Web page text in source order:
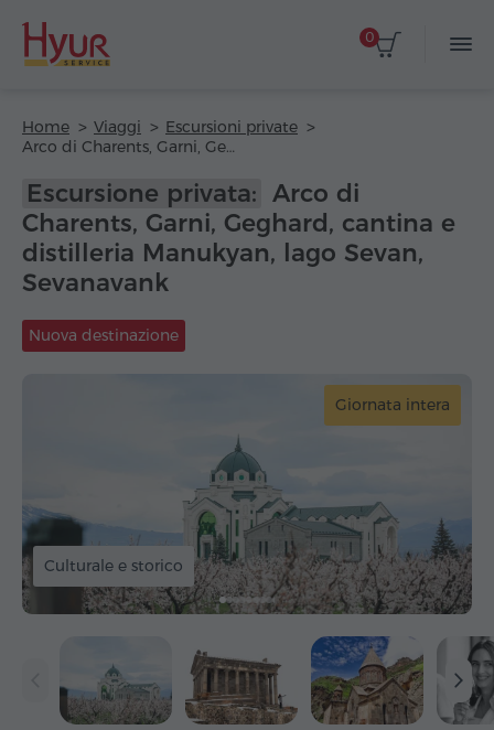
0
Home Viaggi
Escursioni private
Arco di Charents, Garni, Geghard, cantina e distilleria Manukyan, lago Sevan, Sevanavank
Escursione privata: Arco di
Charents, Garni, Geghard, cantina e
distilleria Manukyan, lago Sevan,
Sevanavank
Nuova destinazione
Giornata intera
Culturale e storico